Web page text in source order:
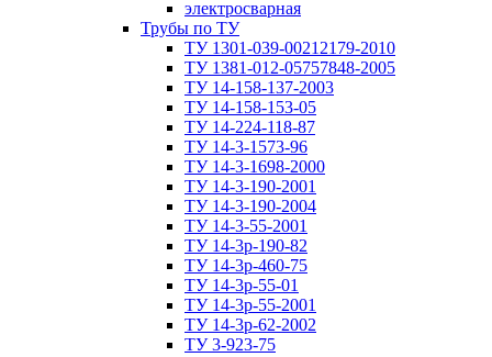
электросварная
Трубы по ТУ
ТУ 1301-039-00212179-2010
ТУ 1381-012-05757848-2005
ТУ 14-158-137-2003
ТУ 14-158-153-05
ТУ 14-224-118-87
ТУ 14-3-1573-96
ТУ 14-3-1698-2000
ТУ 14-3-190-2001
ТУ 14-3-190-2004
ТУ 14-3-55-2001
ТУ 14-3р-190-82
ТУ 14-3р-460-75
ТУ 14-3р-55-01
ТУ 14-3р-55-2001
ТУ 14-3р-62-2002
ТУ 3-923-75